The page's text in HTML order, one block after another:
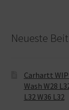
Neueste
Carhartt
Wash W28
L32 W36 L32